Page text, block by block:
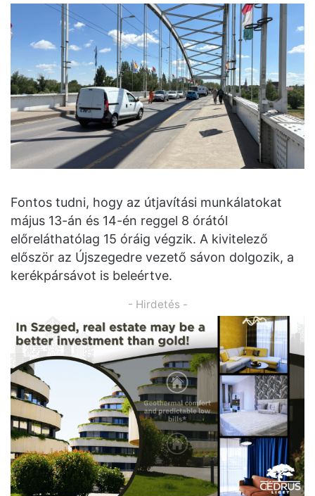
Fontos tudni, hogy az útjavítási munkálatokat
május 13-án és 14-én reggel 8 órától
előreláthatólag 15 óráig végzik. A kivitelező
először az Újszegedre vezető sávon dolgozik, a
kerékpársávot is beleértve.
- Hirdetés -